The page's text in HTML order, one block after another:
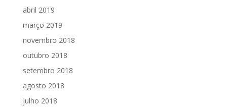
abril 2019
março 2019
novembro 2018
outubro 2018
setembro 2018
agosto 2018
julho 2018